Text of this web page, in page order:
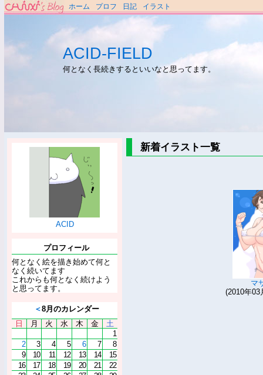
ホーム プロフ 日記 イラスト
ACID-FIELD
何となく長続きするといいなと思ってます。
ACID
プロフィール
何となく絵を描き始めて何と
なく続いてます
これからも何となく続けよう
と思ってます。
＜8月のカレンダー
日
月 火 水 木 金
土
1
2
3 4 5 6 7
8
9
10 11 12 13 14
15
16
17 18 19 20 21
22
新着イラスト一覧
マ
(2010年03